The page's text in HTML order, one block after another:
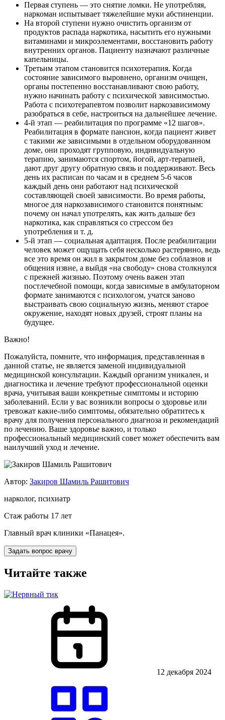
Первая ступень — это снятие ломки. Не употребляя,
наркоман испытывает тяжелейшие муки абстиненции.
На второй ступени нужно очистить организм от
продуктов распада наркотика, насытить его нужными
витаминами и микроэлементами, восстановить работу
внутренних органов. Пациенту назначают различные
капельницы.
Третьим этапом становится психотерапия. Когда
состояние зависимого выровнено, организм очищен,
органы постепенно восстанавливают свою работу,
нужно начинать работу с психической зависимостью.
Работа с психотерапевтом позволит наркозависимому
разобраться в себе, настроиться на дальнейшее лечение.
4-й этап — реабилитация по программе «12 шагов».
Реабилитация в формате пансион, когда пациент живет
с такими же зависимыми в отдельном оборудованном
доме, они проходят групповую, индивидуальную
терапию, занимаются спортом, йогой, арт-терапией,
дают друг другу обратную связь и поддерживают. Весь
день их расписан по часам и в среднем 5-6 часов
каждый день они работают над психической
составляющей своей зависимости. Во время работы,
многое для наркозависимого становится понятным:
почему он начал употрелять, как жить дальше без
наркотика, как справляться со стрессом без
употребления и т. д.
5-й этап — социальная адаптация. После реабилитации
человек может ощущать себя несколько растерянно, ведь
все это время он жил в закрытом доме без соблазнов и
общения извне, а выйдя «на свободу» снова столкнулся
с прежней жизнью. Поэтому очень важен этап
постлечебной помощи, когда зависимые в амбулаторном
формате занимаются с психологом, учатся заново
выстраивать свою социальную жизнь, меняют старое
окружение, находят новых друзей, строят планы на
будущее.
Важно!
Пожалуйста, помните, что информация, представленная в
данной статье, не является заменой индивидуальной
медицинской консультации. Каждый организм уникален, и
диагностика и лечение требуют профессиональной оценки
врача, учитывая ваши конкретные симптомы и историю
заболеваний. Если у вас возникли вопросы о здоровье или
тревожат какие-либо симптомы, обязательно обратитесь к
врачу для получения персонального диагноза и рекомендаций
по лечению. Ваше здоровье важно, и только
профессиональный медицинский совет может обеспечить вам
наилучший уход и лечение.
Автор: Закиров Шамиль Рашитович
нарколог, психиатр
Стаж работы 17 лет
Главный врач клиники «Панацея».
Задать вопрос врачу
Читайте также
12 декабря 2024